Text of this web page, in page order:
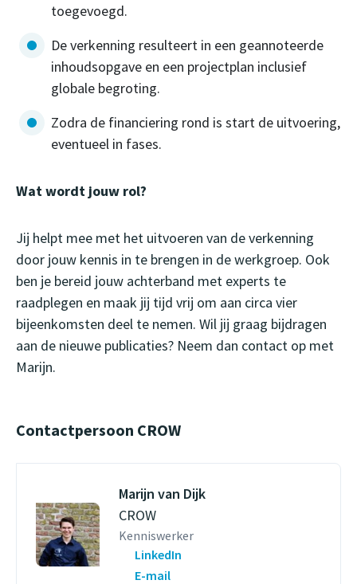
toegevoegd.
De verkenning resulteert in een geannoteerde
inhoudsopgave en een projectplan inclusief
globale begroting.
Zodra de financiering rond is start de uitvoering,
eventueel in fases.
Wat wordt jouw rol?
Jij helpt mee met het uitvoeren van de verkenning
door jouw kennis in te brengen in de werkgroep. Ook
ben je bereid jouw achterband met experts te
raadplegen en maak jij tijd vrij om aan circa vier
bijeenkomsten deel te nemen. Wil jij graag bijdragen
aan de nieuwe publicaties? Neem dan contact op met
Marijn.
Contactpersoon CROW
Marijn van Dijk
CROW
Kenniswerker
LinkedIn
E-mail